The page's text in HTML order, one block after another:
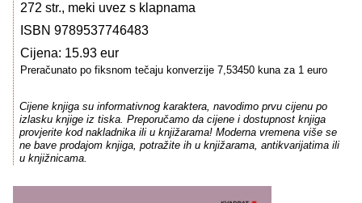
272 str., meki uvez s klapnama
ISBN 9789537746483
Cijena: 15.93 eur
Preračunato po fiksnom tečaju konverzije 7,53450 kuna za 1 euro
Cijene knjiga su informativnog karaktera, navodimo prvu cijenu po
izlasku knjige iz tiska. Preporučamo da cijene i dostupnost knjiga
provjerite kod nakladnika ili u knjižarama! Moderna vremena više se
ne bave prodajom knjiga, potražite ih u knjižarama, antikvarijatima ili
u knjižnicama.